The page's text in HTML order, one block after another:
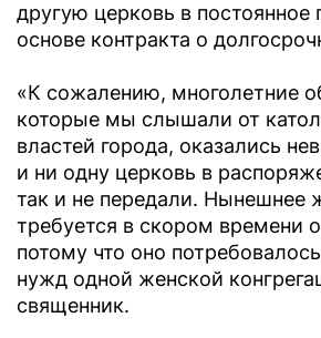
другую церковь в постоянное
основе контракта о
«К сожалению, многолетние
которые мы слышали от
властей города, оказались
и ни одну церковь в
так и не передали. Нынешнее
требуется в скором времени
потому что оно
нужд одной женской
священник.